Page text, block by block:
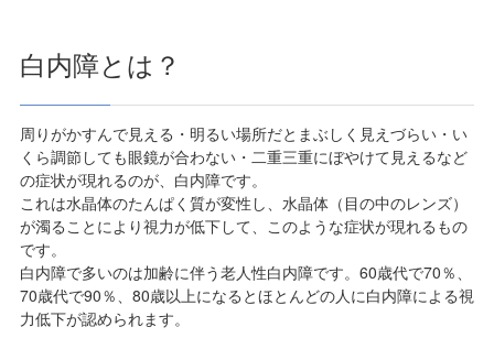
白内障とは？
周りがかすんで見える・明るい場所だとまぶしく見えづらい・い
くら調節しても眼鏡が合わない・二重三重にぼやけて見えるなど
の症状が現れるのが、白内障です。
これは水晶体のたんぱく質が変性し、水晶体（目の中のレンズ）
が濁ることにより視力が低下して、このような症状が現れるもの
です。
白内障で多いのは加齢に伴う老人性白内障です。60歳代で70％、
70歳代で90％、80歳以上になるとほとんどの人に白内障による視
力低下が認められます。